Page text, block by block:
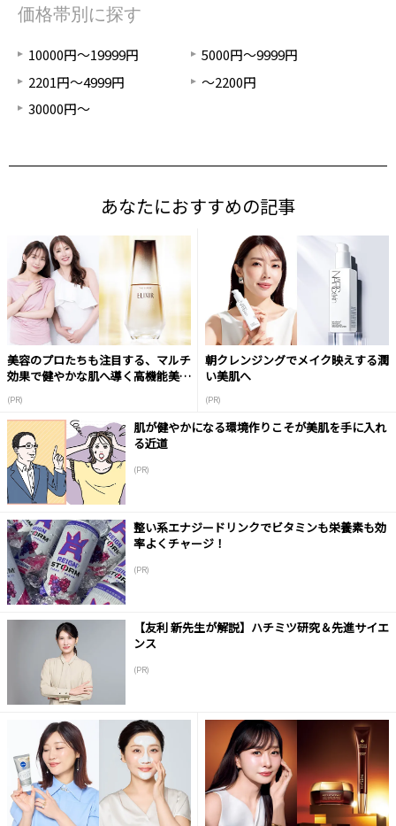
価格帯別に探す
10000円～19999円
5000円～9999円
2201円～4999円
～2200円
30000円～
あなたにおすすめの記事
美容のプロたちも注目する、マルチ
効果で健やかな肌へ導く高機能美容
(PR)
朝クレンジングでメイク映えする潤
い美肌へ
(PR)
肌が健やかになる環境作りこそが美肌を手に入れ
る近道
(PR)
整い系エナジードリンクでビタミンも栄養素も効
率よくチャージ！
(PR)
【友利 新先生が解説】ハチミツ研究＆先進サイエ
ンス
(PR)